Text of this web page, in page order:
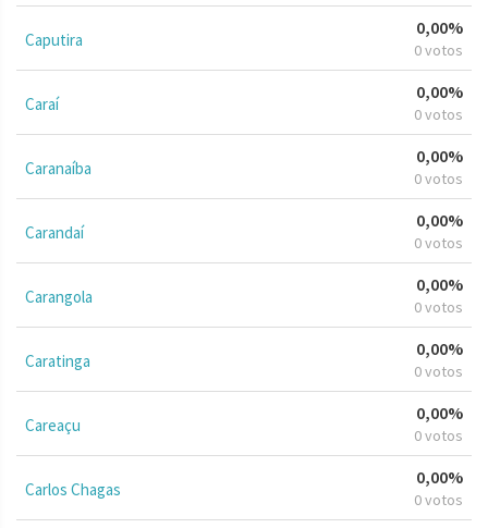
Caputira
0,00%
0 votos
Caraí
0,00%
0 votos
Caranaíba
0,00%
0 votos
Carandaí
0,00%
0 votos
Carangola
0,00%
0 votos
Caratinga
0,00%
0 votos
Careaçu
0,00%
0 votos
Carlos Chagas
0,00%
0 votos